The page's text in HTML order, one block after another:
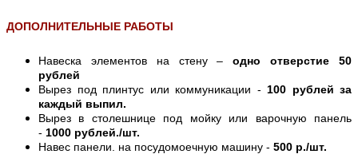
ДОПОЛНИТЕЛЬНЫЕ РАБОТЫ
Навеска элементов на стену –одно отверстие 50
рублей
Вырез под плинтус или коммуникации - 100 рублей за
каждый выпил.
Вырез в столешнице под мойку или варочную панель
- 1000 рублей./шт.
Навес панели. на посудомоечную машину - 500 р./шт.